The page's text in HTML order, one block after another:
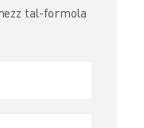
tal-formola